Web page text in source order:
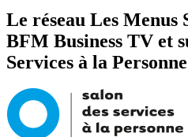
Le réseau Les Menus
BFM Business TV et
Services à la Personne